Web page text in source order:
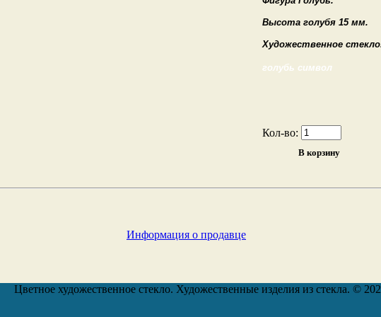
Высота голубя 15 мм.
Художественное
голубь символ
Кол-во:
Информация о продавце
Цветное художественное стекло. Художественные изделия из стекла. ©